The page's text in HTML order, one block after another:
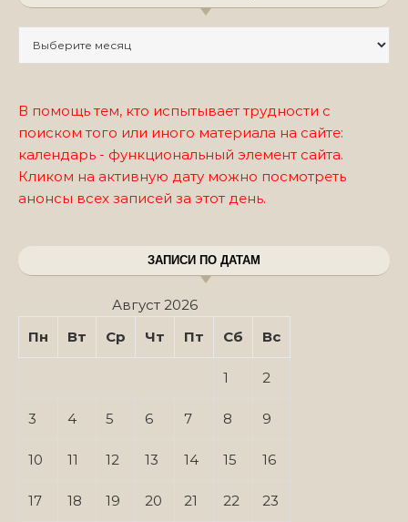
В помощь тем, кто испытывает трудности с
поиском того или иного материала на сайте:
календарь - функциональный элемент сайта.
Кликом на активную дату можно посмотреть
анонсы всех записей за этот день.
ЗАПИСИ ПО ДАТАМ
Август 2026
Пн
Вт Ср Чт Пт Сб Вс
1 2
3 4 5 6 7 8 9
10 11 12 13 14 15 16
17 18 19 20 21 22 23